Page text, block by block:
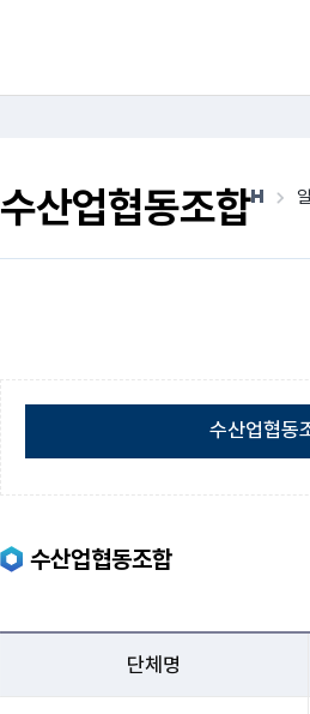
수산업협동조합
수산업협동
수산업협동조합
단체명